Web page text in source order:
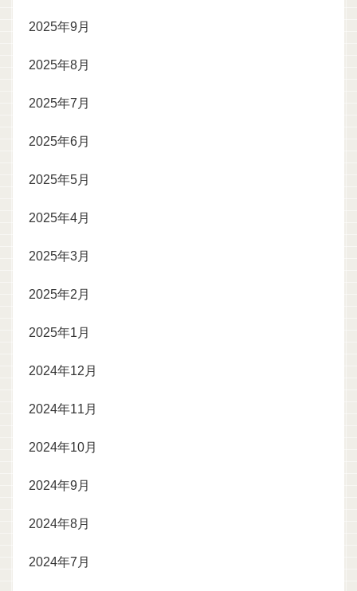
2025年9月
2025年8月
2025年7月
2025年6月
2025年5月
2025年4月
2025年3月
2025年2月
2025年1月
2024年12月
2024年11月
2024年10月
2024年9月
2024年8月
2024年7月